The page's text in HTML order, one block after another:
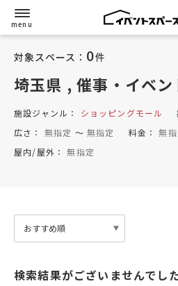
対象スペース： 0件
埼玉県 , 催事・イベ
施設ジャンル： ショッピングモール
広さ： 無指定 〜無指定 料金：無
屋内/屋外：無指定
検索結果がございませんでし